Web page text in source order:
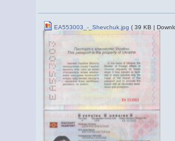
EA553003_-_Shevchuk.jpg ( 39 KB |